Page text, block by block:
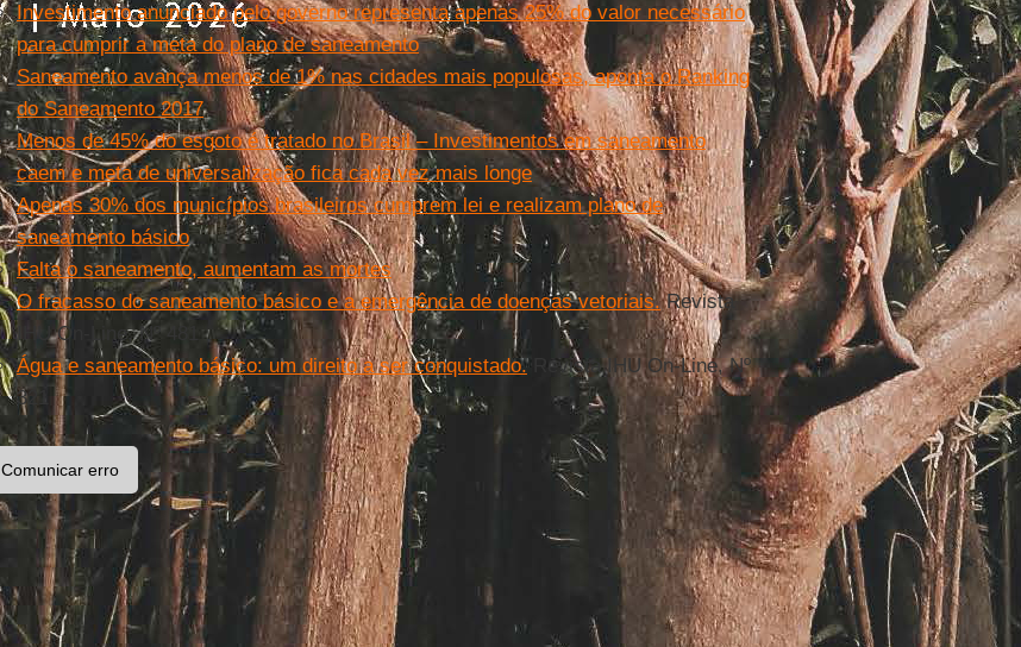
Investimento anunciado pelo governo representa apenas 25% do valor necessário
para cumprir a meta do plano de saneamento
Saneamento avança menos de 1% nas cidades mais populosas, aponta o Ranking
do Saneamento 2017
Menos de 45% do esgoto é tratado no Brasil – Investimentos em saneamento
caem e meta de universalização fica cada vez mais longe
Apenas 30% dos municípios brasileiros cumprem lei e realizam plano de
saneamento básico
Falta o saneamento, aumentam as mortes
O fracasso do saneamento básico e a emergência de doenças vetoriais.Revista
IHU On-Line, Nº 481
Água e saneamento básico: um direito a ser conquistado.Revista IHU On-Line, Nº
321
Comunicar erro